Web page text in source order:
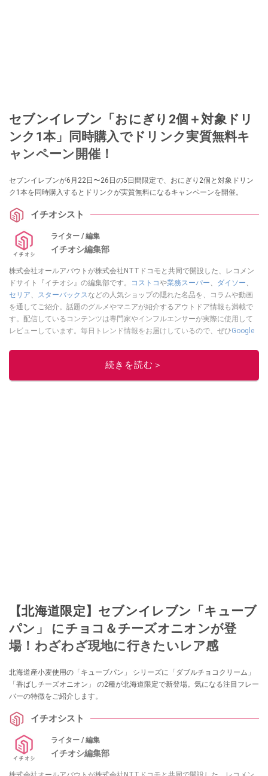
セブンイレブン「おにぎり2個＋対象ドリ
ンク1本」同時購入でドリンク実質無料キ
ャンペーン開催！
セブンイレブンが6月22日〜26日の5日間限定で、おにぎり2個と対象ドリン
ク1本を同時購入するとドリンクが実質無料になるキャンペーンを開催。
イチオシスト
ライター / 編集
イチオシ編集部
株式会社オールアバウトが株式会社NTTドコモと共同で開設した、レコメン
ドサイト『イチオシ』の編集部です。
コストコや業務スーパー、 ダイソー、
セリア、 スターバックスなどの人気ショップの隠れた名品を、コラムや動画
を通してご紹介。話題のグルメやマニアが紹介するアウトドア情報も満載で
す。配信しているコンテンツは専門家やインフルエンサーが実際に使用して
レビューしています。毎日トレンド情報をお届けしているので、ぜひGoogle
このイチオシストの他の記事を読む
続きを読む＞
【北海道限定】セブンイレブン「キューブ
パン」 にチョコ＆チーズオニオンが登
場！わざわざ現地に行きたいレア感
北海道産小麦使用の「キューブパン」 シリーズに「ダブルチョコクリーム」
「香ばしチーズオニオン」 の2種が北海道限定で新登場。気になる注目フレー
バーの特徴をご紹介します。
イチオシスト
ライター / 編集
イチオシ編集部